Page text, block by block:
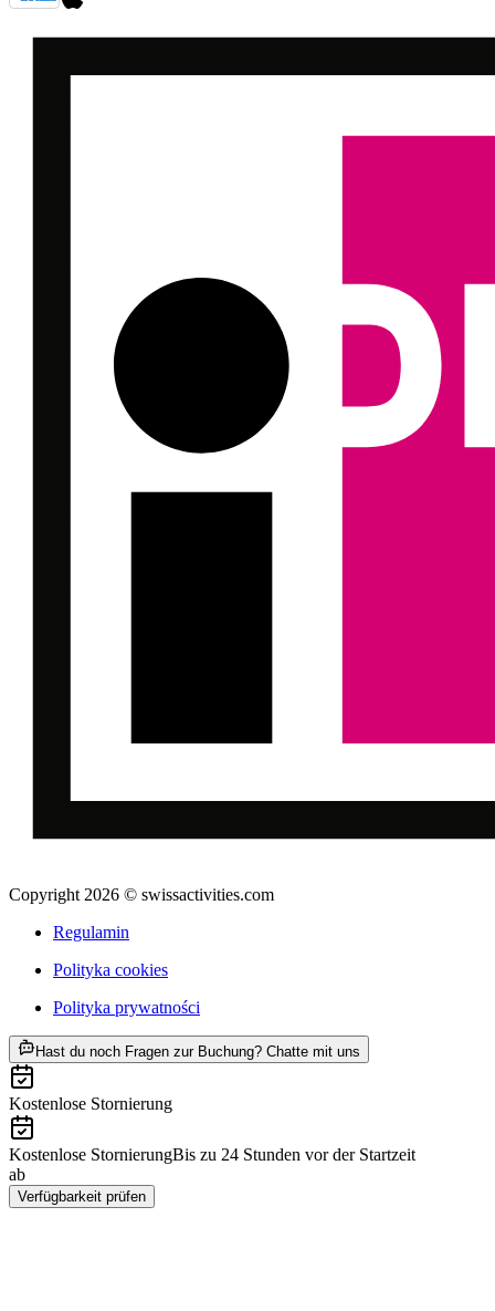
Copyright 2026 © swissactivities.com
Regulamin
Polityka cookies
Polityka prywatności
Hast du noch Fragen zur Buchung? Chatte mit uns
Kostenlose Stornierung
Kostenlose StornierungBis zu 24 Stunden vor der Startzeit
ab
Verfügbarkeit prüfen